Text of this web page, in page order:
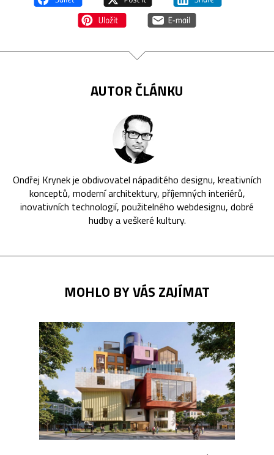
AUTOR ČLÁNKU
Ondřej Krynek je obdivovatel nápaditého designu, kreativních
konceptů, moderní architektury, příjemných interiérů,
inovativních technologií, použitelného webdesignu, dobré
hudby a veškeré kultury.
MOHLO BY VÁS ZAJÍMAT